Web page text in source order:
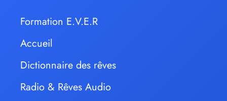
Formation E.V.E.R
Accueil
Dictionnaire des rêves
Radio & Rêves Audio